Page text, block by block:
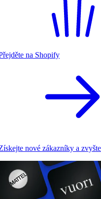
na Shopify
nové zákazníky a